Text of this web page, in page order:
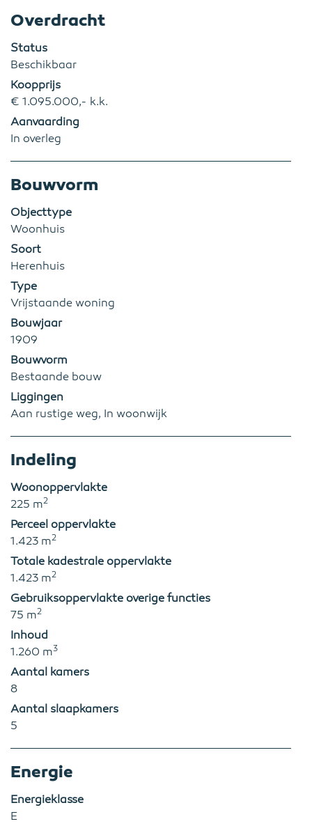
Overdracht
Status
Beschikbaar
Koopprijs
€ 1.095.000,- k.k.
Aanvaarding
In overleg
Bouwvorm
Objecttype
Woonhuis
Soort
Herenhuis
Type
Vrijstaande woning
Bouwjaar
1909
Bouwvorm
Bestaande bouw
Liggingen
Aan rustige weg, In woonwijk
Indeling
Woonoppervlakte
225 m2
Perceel oppervlakte
1.423 m2
Totale kadestrale oppervlakte
1.423 m2
Gebruiksoppervlakte overige functies
75 m2
Inhoud
1.260 m3
Aantal kamers
8
Aantal slaapkamers
5
Energie
Energieklasse
E